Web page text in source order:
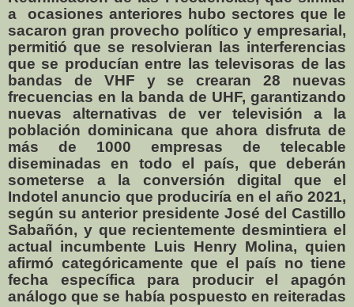
a
ocasiones anteriores hubo sectores que le
sacaron gran provecho político y empresarial,
permitió que se resolvieran las interferencias
que se producían entre las televisoras de las
bandas de VHF y se crearan 28 nuevas
frecuencias en la banda de UHF, garantizando
nuevas alternativas de ver televisión a la
población dominicana que ahora disfruta de
más de 1000 empresas de telecable
diseminadas en todo el país, que deberán
someterse a la conversión digital que el
Indotel anuncio que produciría en el año 2021,
según su anterior presidente José del Castillo
Sabañón, y que recientemente desmintiera el
actual incumbente Luis Henry Molina, quien
afirmó categóricamente que el país no tiene
fecha específica para producir el apagón
análogo que se había pospuesto en reiteradas